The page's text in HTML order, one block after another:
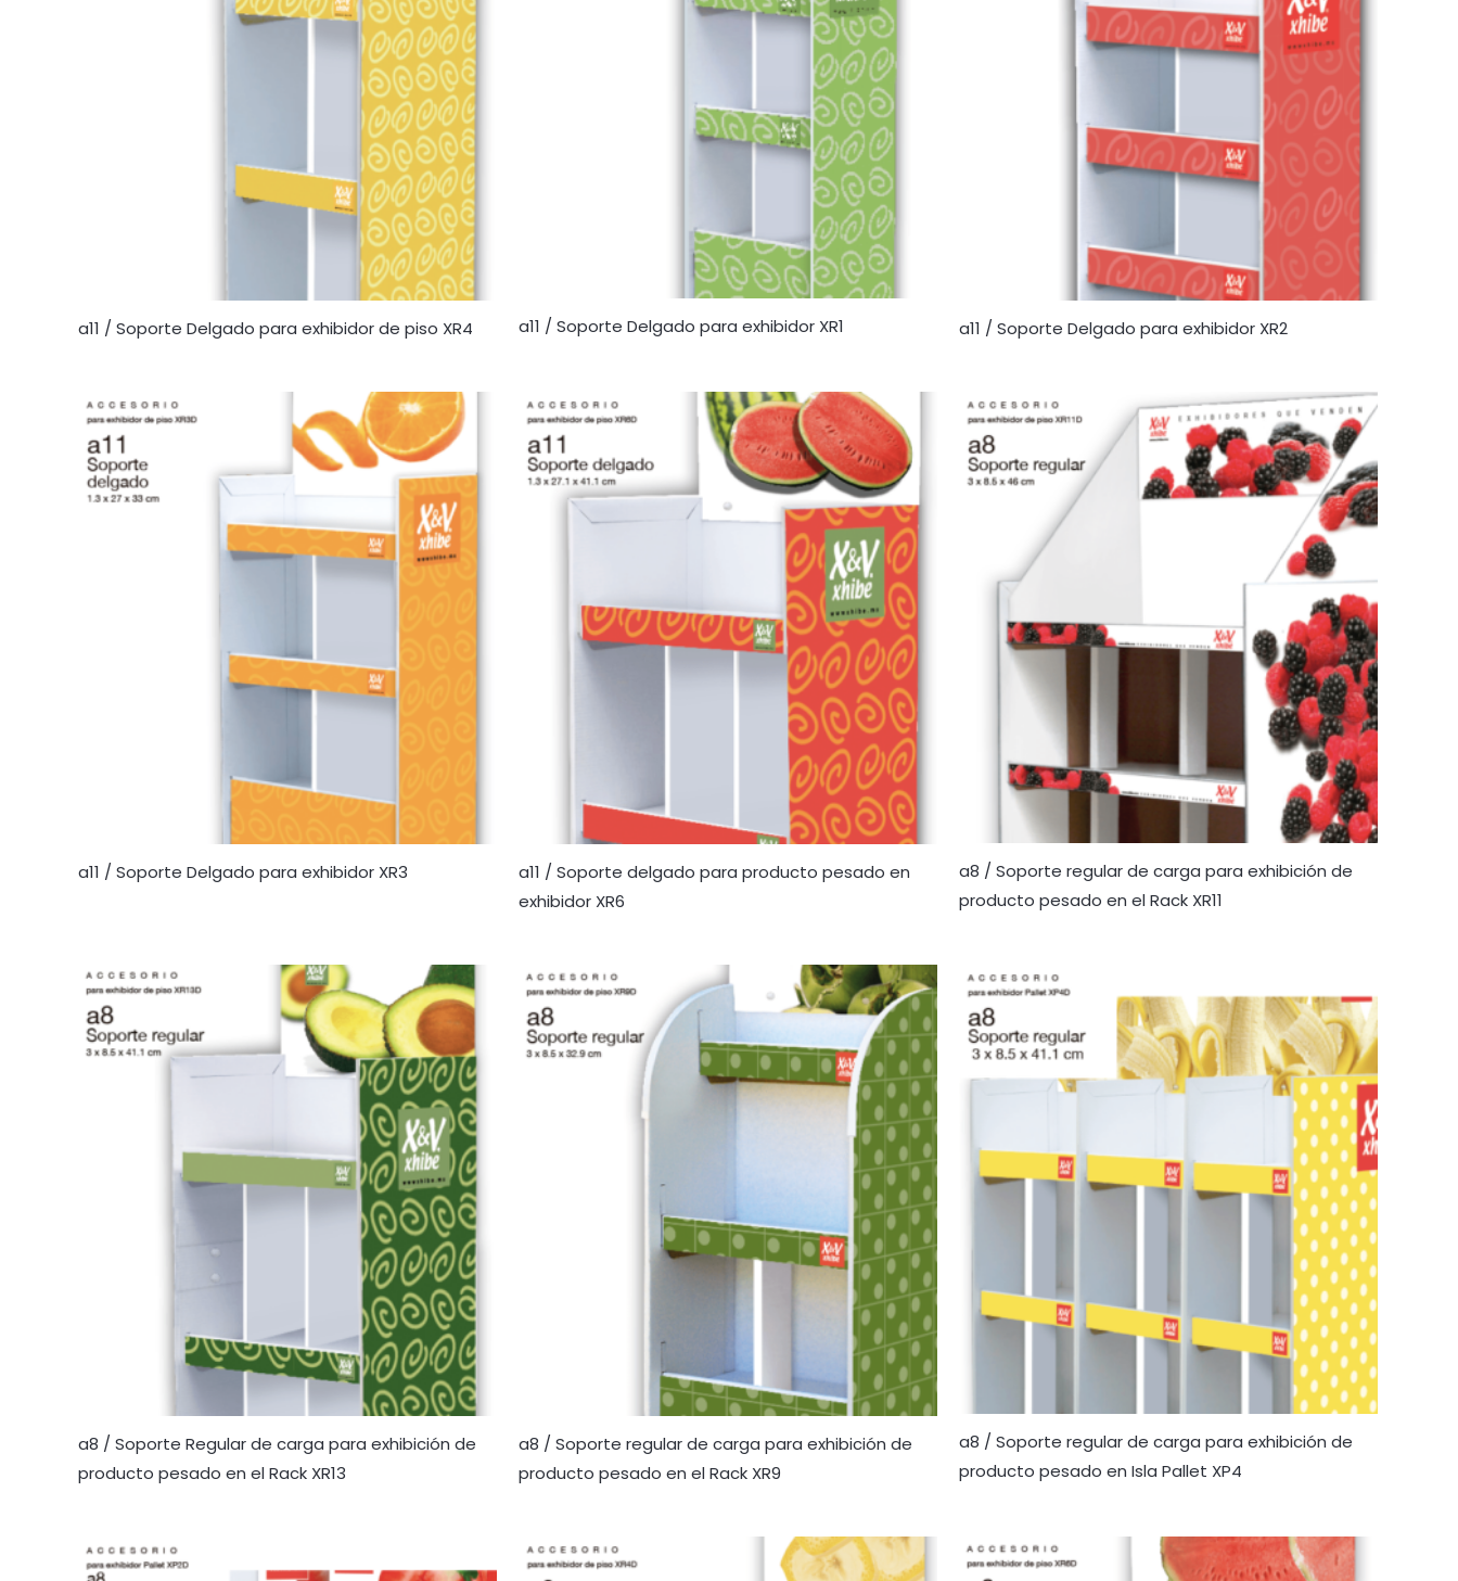
a11 / Soporte Delgado para exhibidor de piso XR4 a11 / Soporte Delgado para exhibidor XR1 a11 / Soporte Delgado para exhibidor XR2
a11 / Soporte Delgado para exhibidor XR3
a11 / Soporte delgado para producto pesado en
exhibidor XR6
a8 / Soporte regular de carga para exhibición de
producto pesado en el Rack XR11
a8 / Soporte Regular de carga para exhibición de
producto pesado en el Rack XR13
a8 / Soporte regular de carga para exhibición de
producto pesado en el Rack XR9
a8 / Soporte regular de carga para exhibición de
producto pesado en Isla Pallet XP4